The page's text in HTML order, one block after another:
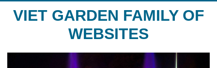
VIET GARDEN FAMILY OF
WEBSITES